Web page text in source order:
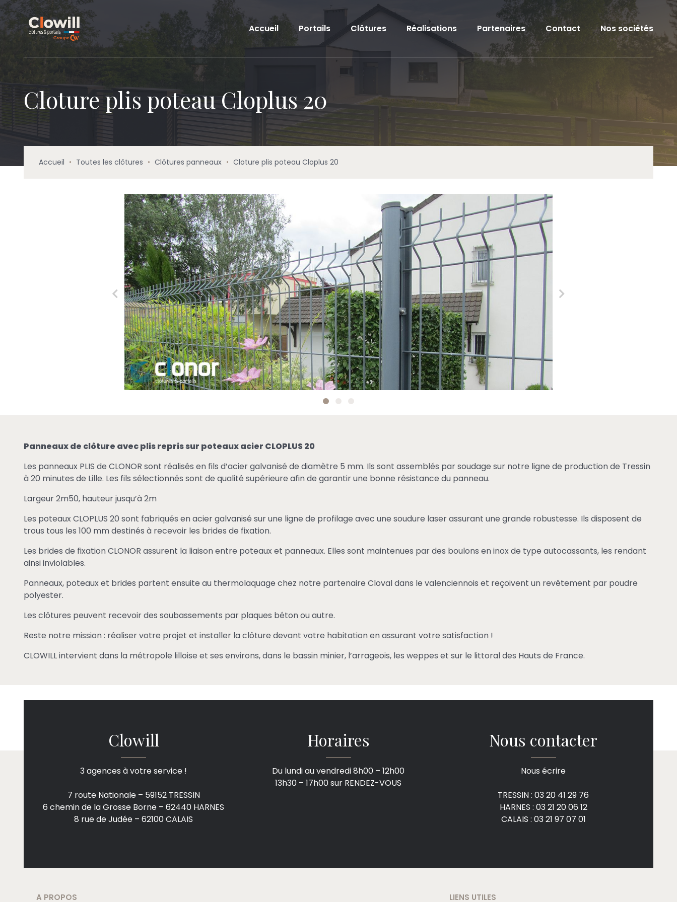
Accueil Portails Clôtures Réalisations Partenaires Contact Nos sociétés
Cloture plis poteau Cloplus 20
Accueil • Toutes les clôtures • Clôtures panneaux • Cloture plis poteau Cloplus 20
Panneaux de clôture avec plis repris sur poteaux acier CLOPLUS 20
Les panneaux PLIS de CLONOR sont réalisés en fils d’acier galvanisé de diamètre 5 mm. Ils sont assemblés par soudage sur notre ligne de production de Tressin
à 20 minutes de Lille. Les fils sélectionnés sont de qualité supérieure afin de garantir une bonne résistance du panneau.
Largeur 2m50, hauteur jusqu’à 2m
Les poteaux CLOPLUS 20 sont fabriqués en acier galvanisé sur une ligne de profilage avec une soudure laser assurant une grande robustesse. Ils disposent de
trous tous les 100 mm destinés à recevoir les brides de fixation.
Les brides de fixation CLONOR assurent la liaison entre poteaux et panneaux. Elles sont maintenues par des boulons en inox de type autocassants, les rendant
ainsi inviolables.
Panneaux, poteaux et brides partent ensuite au thermolaquage chez notre partenaire Cloval dans le valenciennois et reçoivent un revêtement par poudre
polyester.
Les clôtures peuvent recevoir des soubassements par plaques béton ou autre.
Reste notre mission : réaliser votre projet et installer la clôture devant votre habitation en assurant votre satisfaction !
CLOWILL intervient dans la métropole lilloise et ses environs, dans le bassin minier, l’arrageois, les weppes et sur le littoral des Hauts de France.
Clowill
3 agences à votre service !
7 route Nationale – 59152 TRESSIN
6 chemin de la Grosse Borne – 62440 HARNES
8 rue de Judée – 62100 CALAIS
Horaires
Du lundi au vendredi 8h00 – 12h00
13h30 – 17h00 sur RENDEZ-VOUS
Nous contacter
Nous écrire
TRESSIN : 03 20 41 29 76
HARNES : 03 21 20 06 12
CALAIS : 03 21 97 07 01
A PROPOS LIENS UTILES